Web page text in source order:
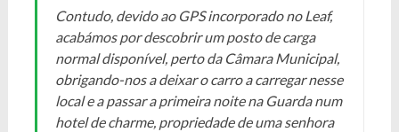
Contudo, devido ao GPS incorporado no Leaf,
acabámos por descobrir um posto de carga
normal disponível, perto da Câmara Municipal,
obrigando-nos a deixar o carro a carregar nesse
local e a passar a primeira noite na Guarda num
hotel de charme, propriedade de uma senhora